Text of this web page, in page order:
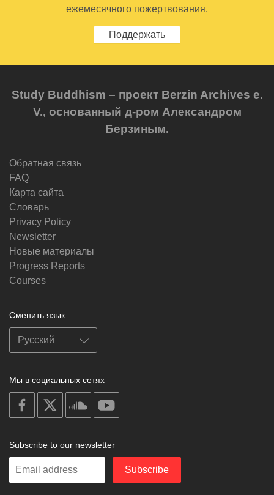
ежемесячного пожертвования.
Поддержать
Study Buddhism – проект Berzin Archives e.
V., основанный д-ром Александром
Берзиным.
Обратная связь
FAQ
Карта сайта
Словарь
Privacy Policy
Newsletter
Новые материалы
Progress Reports
Courses
Сменить язык
Мы в социальных сетях
on
facebook
soundcloud
Subscribe to our newsletter
Enter
Subscribe